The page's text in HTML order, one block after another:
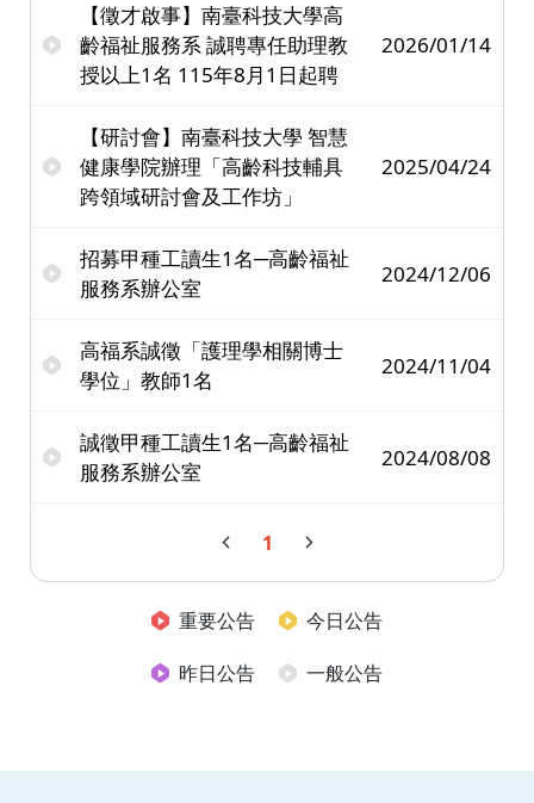
【徵才啟事】南臺科技大學高
齡福祉服務系 誠聘專任助理教
授以上1名 115年8月1日起聘
2026/01/14
【研討會】南臺科技大學 智慧
健康學院辦理「高齡科技輔具
跨領域研討會及工作坊」
2025/04/24
招募甲種工讀生1名─高齡福祉
服務系辦公室
2024/12/06
高福系誠徵「護理學相關博士
學位」教師1名
2024/11/04
誠徵甲種工讀生1名─高齡福祉
服務系辦公室
2024/08/08
1
重要公告
今日公告
昨日公告
一般公告